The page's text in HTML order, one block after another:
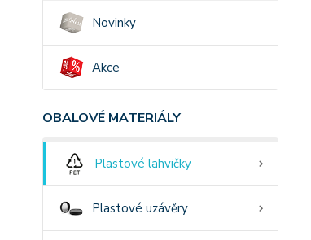
Novinky
Akce
OBALOVÉ MATERIÁLY
Plastové lahvičky
Plastové uzávěry